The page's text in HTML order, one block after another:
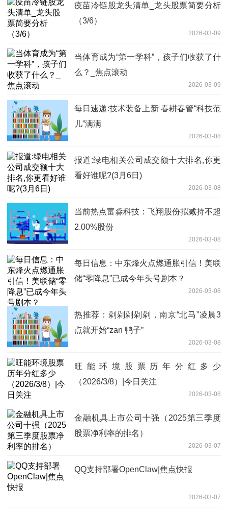
疫苗冷链股龙头清单_龙头股票简要分析
（3/6）
2026-03-09
当体育成为“第一学科”，孩子们收获了什
么？_焦点滚动
2026-03-09
每日速递:技术装备上新 春耕春管“科技范
儿”满满
2026-03-08
报道:绿电相关公司成交额十大排名,你更
看好谁呢?(3月6日)
2026-03-08
当前热点富淼科技：飞翔股份拟减持不超
2.00%股份
2026-03-08
每日信息：中东烽火点燃通胀引信！美联
储“零降息”已成今年头号剧本？
2026-03-08
热推荐：剁剁剁剁剁，南京“北马”凌晨3
点就开始“zan 鸭子”
2026-03-08
旺能环境股票历年分红多少
（2026/3/8）|今日关注
2026-03-08
金融机具上市公司十强（2025第三季度
股票净利率的排名）
2026-03-07
QQ支持部署OpenClaw|焦点快报
2026-03-07